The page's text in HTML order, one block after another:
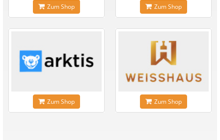
Zum Shop Zum Shop
Zum Shop Zum Shop